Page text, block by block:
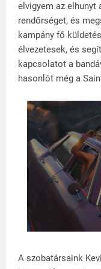
elvigyem az elhunyt
rendőrséget, és
kampány fő
élvezetesek, és
kapcsolatot a
hasonlót még a
A szobatársaink